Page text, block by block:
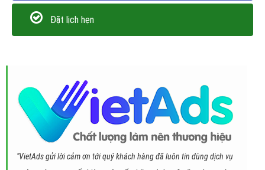
Đặt lịch hẹn
"VietAds gửi lời cảm ơn tới quý khách hàng đã luôn tin dùng dịch vụ